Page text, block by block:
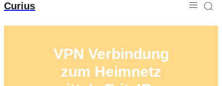
Curius
VPN Verbindung
zum Heimnetz